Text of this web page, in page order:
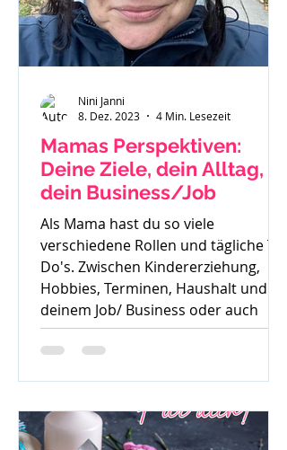
Mamas Perspektiven:
Deine Ziele, dein Alltag,
dein Business/Job
Als Mama hast du so viele
verschiedene Rollen und tägliche To
Do's. Zwischen Kindererziehung,
Hobbies, Terminen, Haushalt und
deinem Job/ Business oder auch
deiner Zeit für dich, ist es oft sehr
schwer die Perspektive für die
hilft nichts, ich muss funktionieren."
Auch Sätze wie: "Ich habe gar keine
Nini Janni
8. Dez. 2023
4 Min. Lesezeit